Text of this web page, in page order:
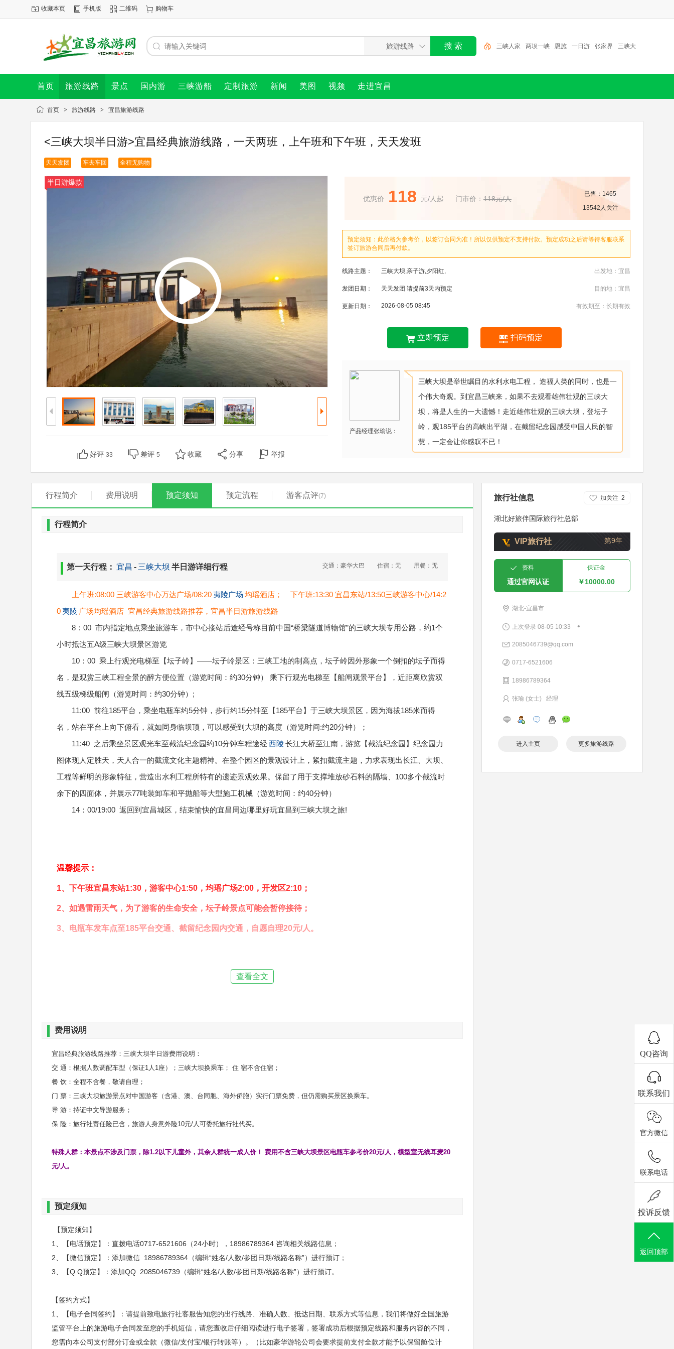
收藏本页 手机版 二维码 购物车
三峡人家 两坝一峡 恩施 一日游 张家界 三峡大
首页 旅游线路 景点 国内游 三峡游船 定制旅游 新闻 美图 视频 走进宜昌
首页 > 旅游线路 > 宜昌旅游线路
<三峡大坝半日游>宜昌经典旅游线路，一天两班，上午班和下午班，天天发班
天天发团 车去车回 全程无购物
半日游爆款
好评 33 差评 5 收藏 分享 举报
优惠价 118 元/人起 门市价： 118元/人
已售：1465
13542人关注
预定须知：此价格为参考价，以签订合同为准！所以仅供预定不支持付款。预定成功之后请等待客服联系
签订旅游合同后再付款。
线路主题： 三峡大坝,亲子游,夕阳红, 出发地：宜昌
发团日期： 天天发团 请提前3天内预定 目的地：宜昌
更新日期： 2026-08-05 08:45 有效期至：长期有效
立即预定 扫码预定
产品经理张瑜说：
三峡大坝是举世瞩目的水利水电工程， 造福人类的同时，也是一
个伟大奇观。到宜昌三峡来，如果不去观看雄伟壮观的三峡大
坝，将是人生的一大遗憾！走近雄伟壮观的三峡大坝，登坛子
岭，观185平台的高峡出平湖，在截留纪念园感受中国人民的智
慧，一定会让你感叹不已！
行程简介 费用说明 预定须知 预定流程 游客点评(7)
行程简介
第一天行程： 宜昌 - 三峡大坝 半日游详细行程 用餐：无
住宿：无
交通：豪华大巴
上午班:08:00 三峡游客中心万达广场/08:20夷陵广场 均瑶酒店； 下午班:13:30 宜昌东站/13:50三峡游客中心/14:2
0夷陵 广场均瑶酒店 宜昌经典旅游线路推荐，宜昌半日游旅游线路
8：00 市内指定地点乘坐旅游车，市中心接站后途经号称目前中国“桥梁隧道博物馆”的三峡大坝专用公路，约1个
小时抵达五A级三峡大坝景区游览
10：00 乘上行观光电梯至【坛子岭】——坛子岭景区：三峡工地的制高点，坛子岭因外形象一个倒扣的坛子而得
名，是观赏三峡工程全景的醉方便位置（游览时间：约30分钟） 乘下行观光电梯至【船闸观景平台】，近距离欣赏双
线五级梯级船闸（游览时间：约30分钟）;
11:00 前往185平台，乘坐电瓶车约5分钟，步行约15分钟至【185平台】于三峡大坝景区，因为海拔185米而得
名，站在平台上向下俯看，就如同身临坝顶，可以感受到大坝的高度（游览时间:约20分钟）；
11:40 之后乘坐景区观光车至截流纪念园约10分钟车程途经西陵 长江大桥至江南，游览【截流纪念园】纪念园力
图体现人定胜天，天人合一的截流文化主题精神。在整个园区的景观设计上，紧扣截流主题，力求表现出长江、大坝、
工程等鲜明的形象特征，营造出水利工程所特有的遗迹景观效果。保留了用于支撑堆放砂石料的隔墙、100多个截流时
余下的四面体，并展示77吨装卸车和平抛船等大型施工机械（游览时间：约40分钟）
14：00/19:00 返回到宜昌城区，结束愉快的宜昌周边哪里好玩宜昌到三峡大坝之旅!
温馨提示：
1、下午班宜昌东站1:30，游客中心1:50，均瑶广场2:00，开发区2:10；
2、如遇雷雨天气，为了游客的生命安全，坛子岭景点可能会暂停接待；
3、电瓶车发车点至185平台交通、截留纪念园内交通，自愿自理20元/人。
坛子岭 185平台
查看全文
费用说明
宜昌经典旅游线路推荐：三峡大坝半日游费用说明：
交 通：根据人数调配车型（保证1人1座）；三峡大坝换乘车； 住 宿不含住宿；
餐 饮：全程不含餐，敬请自理；
门 票：三峡大坝旅游景点对中国游客（含港、澳、台同胞、海外侨胞）实行门票免费，但仍需购买景区换乘车。
导 游：持证中文导游服务；
保 险：旅行社责任险已含，旅游人身意外险10元/人可委托旅行社代买。
特殊人群：本景点不涉及门票，除1.2以下儿童外，其余人群统一成人价！ 费用不含三峡大坝景区电瓶车参考价20元/人，模型室无线耳麦20
元/人。
预定须知
【预定须知】
1、【电话预定】：直拨电话0717-6521606（24小时），18986789364 咨询相关线路信息；
2、【微信预定】：添加微信 18986789364（编辑“姓名/人数/参团日期/线路名称”）进行预订；
3、【Q Q预定】：添加QQ 2085046739（编辑“姓名/人数/参团日期/线路名称”）进行预订。
【签约方式】
1、【电子合同签约】：请提前致电旅行社客服告知您的出行线路、准确人数、抵达日期、联系方式等信息，我们将做好全国旅游
监管平台上的旅游电子合同发至您的手机短信，请您查收后仔细阅读进行电子签署，签署成功后根据预定线路和服务内容的不同，
您需向本公司支付部分订金或全款（微信/支付宝/银行转账等）。（比如豪华游轮公司会要求提前支付全款才能予以保留舱位计
旅行社信息 加关注 2
湖北好旅伴国际旅行社总部
VIP旅行社 第9年
资料
通过官网认证
保证金
￥10000.00
湖北-宜昌市
上次登录 08-05 10:33 •
2085046739@qq.com
0717-6521606
18986789364
张瑜 (女士) 经理
进入主页 更多旅游线路
QQ咨询
联系我们
官方微信
联系电话
投诉反馈
返回顶部